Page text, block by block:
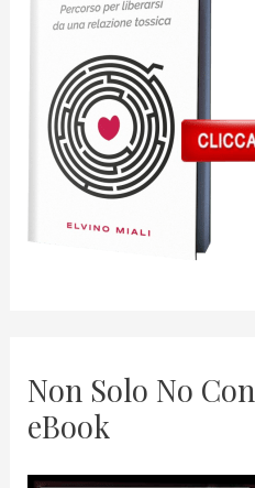
Non Solo No
eBook